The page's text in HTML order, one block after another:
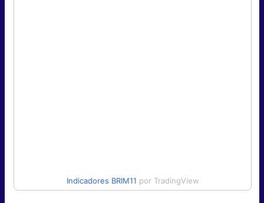
Indicadores BRIM11 por TradingView